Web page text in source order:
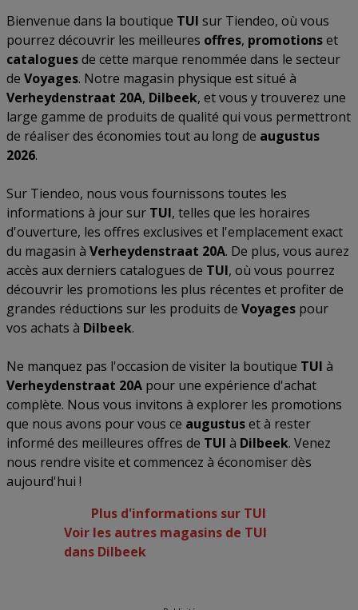
Bienvenue dans la boutique TUI sur Tiendeo, où vous
pourrez découvrir les meilleures offres, promotionset
cataloguesde cette marque renommée dans le secteur
de Voyages. Notre magasin physique est situé à
Verheydenstraat 20A, Dilbeek, et vous y trouverez une
large gamme de produits de qualité qui vous permettront
de réaliser des économies tout au long de augustus
2026.
Sur Tiendeo, nous vous fournissons toutes les
informations à jour sur TUI, telles que les horaires
d'ouverture, les offres exclusives et l'emplacement exact
du magasin à Verheydenstraat 20A. De plus, vous aurez
accès aux derniers catalogues de TUI, où vous pourrez
découvrir les promotions les plus récentes et profiter de
grandes réductions sur les produits de Voyages pour
vos achats à Dilbeek.
Ne manquez pas l'occasion de visiter la boutique TUI à
Verheydenstraat 20A pour une expérience d'achat
complète. Nous vous invitons à explorer les promotions
que nous avons pour vous ce augustuset à rester
informé des meilleures offres de TUI à Dilbeek. Venez
nous rendre visite et commencez à économiser dès
aujourd'hui !
Plus d'informations sur TUI
Voir les autres magasins de TUI
dans Dilbeek